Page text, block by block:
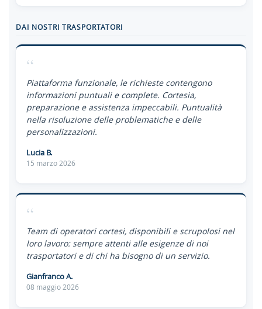
DAI NOSTRI TRASPORTATORI
“
Piattaforma funzionale, le richieste contengono
informazioni puntuali e complete. Cortesia,
preparazione e assistenza impeccabili. Puntualità
nella risoluzione delle problematiche e delle
personalizzazioni.
Lucia B.
15 marzo 2026
“
Team di operatori cortesi, disponibili e scrupolosi nel
loro lavoro: sempre attenti alle esigenze di noi
trasportatori e di chi ha bisogno di un servizio.
Gianfranco A.
08 maggio 2026